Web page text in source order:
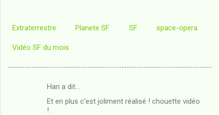
Extraterrestre Planete SF SF space-opera
Vidéo SF du mois
Hari a dit…
Et en plus c'est joliment réalisé ! chouette vidéo
!